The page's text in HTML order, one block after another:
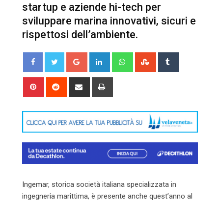
startup e aziende hi-tech per
sviluppare marina innovativi, sicuri e
rispettosi dell’ambiente.
Google+ LinkedIn WhatsappStumbleUpon
Pinterest Reddit
Share
Ingemar, storica società italiana specializzata in
ingegneria marittima, è presente anche quest’anno al